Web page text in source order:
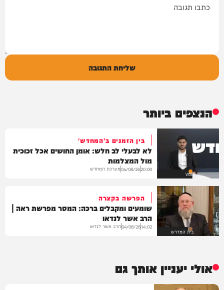
שליחת התגובה
הנצפים ביותר
VOD
בין הזמנים ב'המחדש'
לא לבעלי לב חלש: אומן החושים אכל זכוכית
מול המצלמות
20:00
04/08/26מערכת המחדש
בית המדרש
הפרשה בקצרה
שומעים ומקבלים ברכה: המסר מפרשת ראה |
הרב אשר לנדאו
14:02
04/08/26הרב אשר לנדאו
אולי יעניין אותך גם